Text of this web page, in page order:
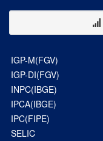
IGP-M(FGV)
IGP-DI(FGV)
INPC(IBGE)
IPCA(IBGE)
IPC(FIPE)
SELIC